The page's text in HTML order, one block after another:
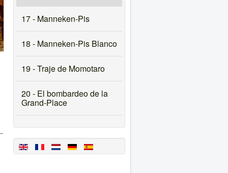
17 - Manneken-Pis
18 - Manneken-Pis Blanco
19 - Traje de Momotaro
20 - El bombardeo de la
Grand-Place